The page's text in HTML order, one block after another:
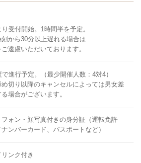
り受付開始。1時間半を予定。
から30分以上遅れる場合は
遠慮いただいております。
進行予定。（最少開催人数：4対4）
切り以降のキャンセルによっては男女差
場合がございます。
フォン・顔写真付きの身分証（運転免許
ンバーカード、パスポートなど）
ンク付き